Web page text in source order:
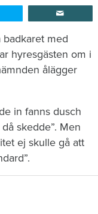
med
hyresgästen om i
ålägger
in fanns dusch
skedde”. Men
ej skulle gå att